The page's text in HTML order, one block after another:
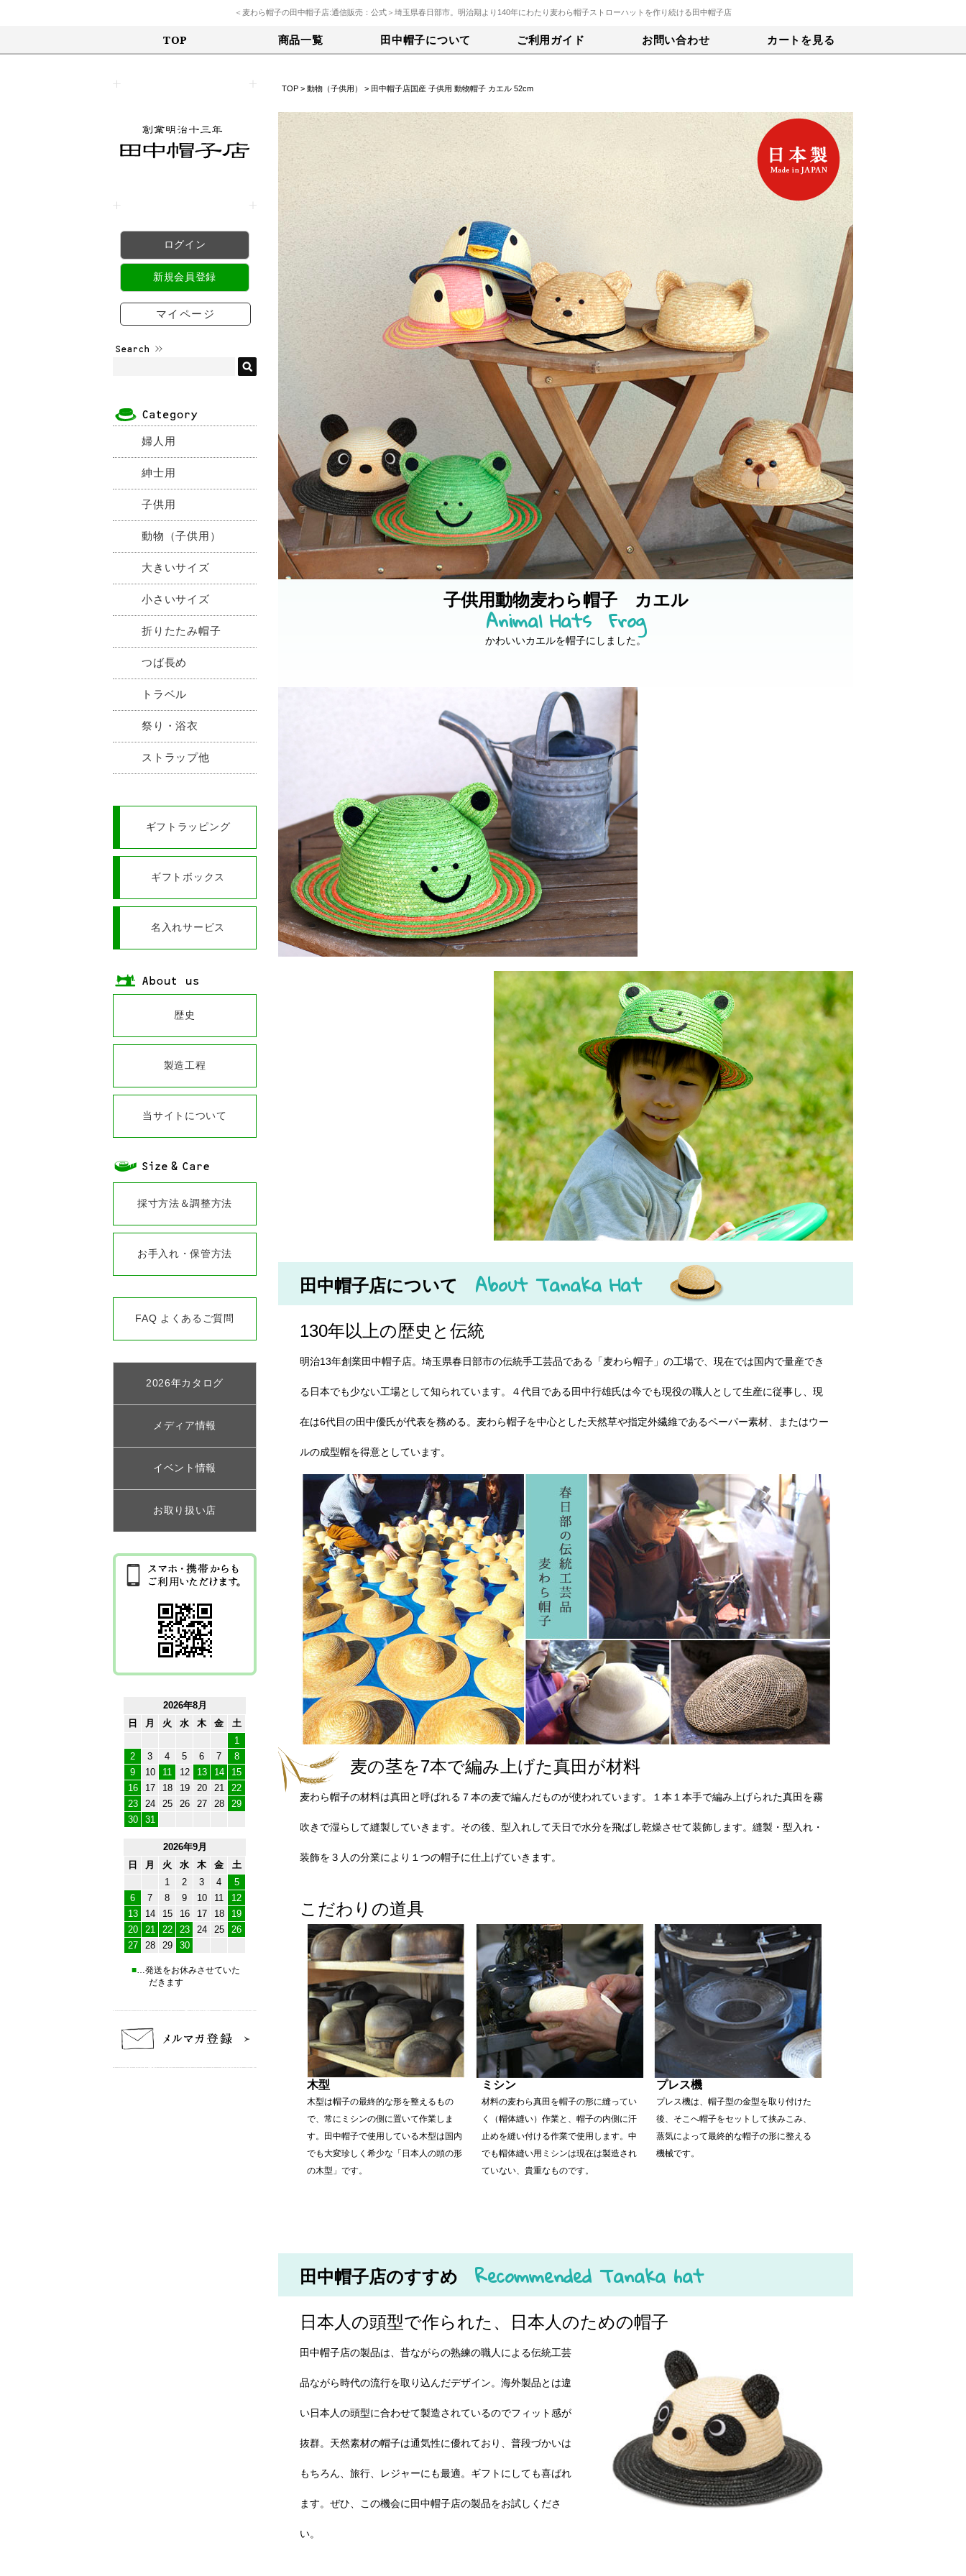
＜麦わら帽子の田中帽子店:通信販売：公式＞埼玉県春日部市。明治期より140年にわたり麦わら帽子ストローハットを作り続ける田中帽子店
TOP 商品一覧 田中帽子について ご利用ガイド お問い合わせ カートを見る
ログイン
新規会員登録
マイページ
婦人用
紳士用
子供用
動物（子供用）
大きいサイズ
小さいサイズ
折りたたみ帽子
つば長め
トラベル
祭り・浴衣
ストラップ他
ギフトラッピング
ギフトボックス
名入れサービス
歴史
製造工程
当サイトについて
採寸方法＆調整方法
お手入れ・保管方法
FAQ よくあるご質問
2026年カタログ
メディア情報
イベント情報
お取り扱い店
2026年8月
日
月 火 水 木 金
土
1
2
3 4 5 6 7
8
9
10 11 12 13 14
15
16
17 18 19 20 21
22
23
24 25 26 27 28
29
30
31
2026年9月
日
月 火 水 木 金
土
1
2 3 4
5
6
7 8 9 10 11
12
13
14 15 16 17 18
19
20
21 22 23 24 25
26
27
28 29 30
■…発送をお休みさせていた
だきます
TOP > 動物（子供用） > 田中帽子店国産 子供用 動物帽子 カエル 52cm
子供用動物麦わら帽子 カエル
Animal Hats Frog
かわいいカエルを帽子にしました。
田中帽子店について About Tanaka Hat
130年以上の歴史と伝統
明治13年創業田中帽子店。埼玉県春日部市の伝統手工芸品である「麦わら帽子」の工場で、現在では国内で量産でき
る日本でも少ない工場として知られています。４代目である田中行雄氏は今でも現役の職人として生産に従事し、現
在は6代目の田中優氏が代表を務める。麦わら帽子を中心とした天然草や指定外繊維であるペーパー素材、またはウー
ルの成型帽を得意としています。
麦の茎を7本で編み上げた真田が材料
麦わら帽子の材料は真田と呼ばれる７本の麦で編んだものが使われています。１本１本手で編み上げられた真田を霧
吹きで湿らして縫製していきます。その後、型入れして天日で水分を飛ばし乾燥させて装飾します。縫製・型入れ・
装飾を３人の分業により１つの帽子に仕上げていきます。
こだわりの道具
木型
木型は帽子の最終的な形を整えるもの
で、常にミシンの側に置いて作業しま
す。田中帽子で使用している木型は国内
でも大変珍しく希少な「日本人の頭の形
の木型」です。
ミシン
材料の麦わら真田を帽子の形に縫ってい
く（帽体縫い）作業と、帽子の内側に汗
止めを縫い付ける作業で使用します。中
でも帽体縫い用ミシンは現在は製造され
ていない、貴重なものです。
プレス機
プレス機は、帽子型の金型を取り付けた
後、そこへ帽子をセットして挟みこみ、
蒸気によって最終的な帽子の形に整える
機械です。
田中帽子店のすすめ Recommended Tanaka hat
日本人の頭型で作られた、日本人のための帽子
田中帽子店の製品は、昔ながらの熟練の職人による伝統工芸
品ながら時代の流行を取り込んだデザイン。海外製品とは違
い日本人の頭型に合わせて製造されているのでフィット感が
抜群。天然素材の帽子は通気性に優れており、普段づかいは
もちろん、旅行、レジャーにも最適。ギフトにしても喜ばれ
ます。ぜひ、この機会に田中帽子店の製品をお試しくださ
い。